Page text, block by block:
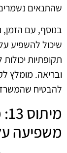
שהתנאים
בנוסף, עם
שיכול להשפיע
תקופתיות
ובריאה. מומלץ
להבטיח שהמשרד
משפיעה